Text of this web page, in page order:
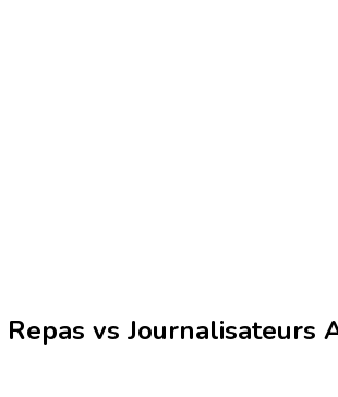
vs Journalisateurs